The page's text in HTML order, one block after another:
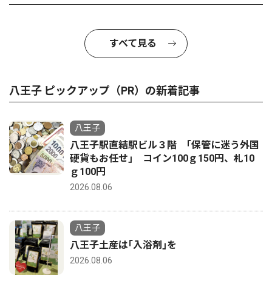
すべて見る
八王子 ピックアップ（PR）の新着記事
八王子
八王子駅直結駅ビル３階 ｢保管に迷う外国
硬貨もお任せ｣ コイン100ｇ150円、札10
ｇ100円
2026.08.06
八王子
八王子土産は｢入浴剤｣を
2026.08.06